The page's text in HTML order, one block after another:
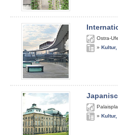
Ostra-
»
»